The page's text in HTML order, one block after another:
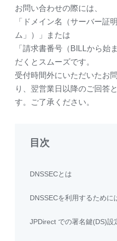
お問い合わせの際には、
「ドメイン名（サーバー証
ム」）」または
「請求書番号（BILLから始
だくとスムーズです。
受付時間外にいただいたお
り、翌営業日以降のご回答
す。ご了承ください。
目次
DNSSECとは
DNSSECを利用するために
JPDirect での署名鍵(DS)設